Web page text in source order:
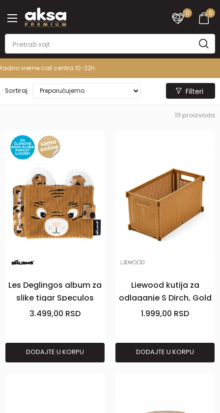
0
0
PREMIUM ASORTIMAN
Sortiraj Filteri
111 proizvoda
Les Deglingos album za
slike tigar Speculos
3.499,00 RSD
DODAJTE U KORPU
Liewood kutija za
odlaganje S Dirch, Gold
caramel
1.999,00 RSD
DODAJTE U KORPU